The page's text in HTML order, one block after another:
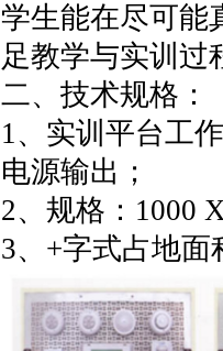
学生能在尽可能
足教学与实训过
二、技术规格：
1、实训平台工
电源输出；
2、规格：1000
3、+字式占地面